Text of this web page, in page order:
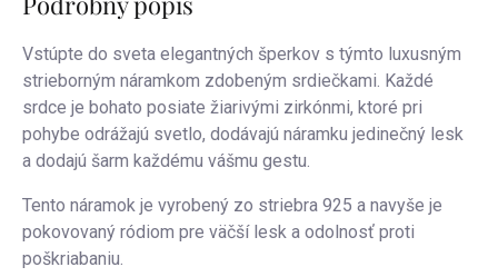
Vstúpte do sveta elegantných šperkov s týmto luxusným
strieborným náramkom zdobeným srdiečkami. Každé
srdce je bohato posiate žiarivými zirkónmi, ktoré pri
pohybe odrážajú svetlo, dodávajú náramku jedinečný lesk
a dodajú šarm každému vášmu gestu.
Tento náramok je vyrobený zo striebra 925 a navyše je
pokovovaný ródiom pre väčší lesk a odolnosť proti
poškriabaniu.